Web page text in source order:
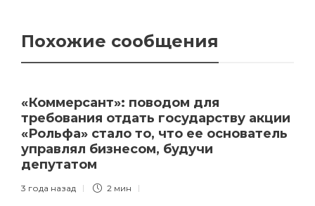
Похожие сообщения
«Коммерсант»: поводом для
требования отдать государству акции
«Рольфа» стало то, что ее основатель
управлял бизнесом, будучи
депутатом
3 года назад 2 мин